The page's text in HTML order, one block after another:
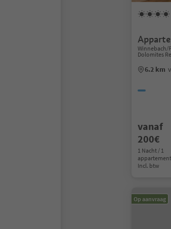
Winnebach/
Dolomites
6.2 km
vanaf
200€
1 Nacht / 1
appartement
Incl. btw
Op aanvraag